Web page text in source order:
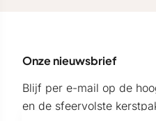
Onze nieuwsbrief
Blijf per e-mail op de
en de sfeervolste